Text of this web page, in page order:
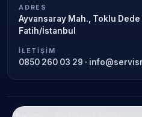
ADRES
Ayvansaray Mah., Toklu Dede
Fatih/İstanbul
İLETIŞIM
0850 260 03 29 ·